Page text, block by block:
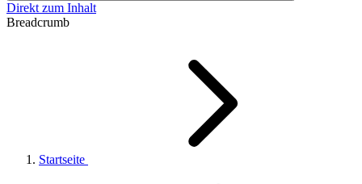
Direkt zum Inhalt
Breadcrumb
Startseite